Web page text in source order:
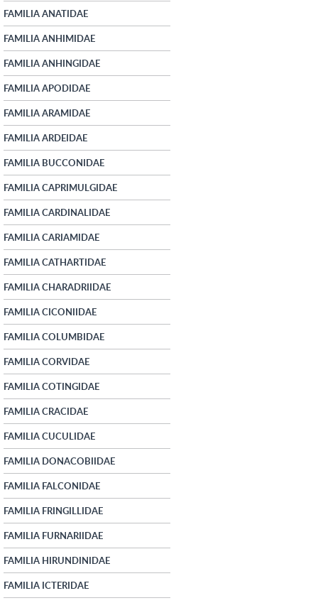
FAMILIA ANATIDAE
FAMILIA ANHIMIDAE
FAMILIA ANHINGIDAE
FAMILIA APODIDAE
FAMILIA ARAMIDAE
FAMILIA ARDEIDAE
FAMILIA BUCCONIDAE
FAMILIA CAPRIMULGIDAE
FAMILIA CARDINALIDAE
FAMILIA CARIAMIDAE
FAMILIA CATHARTIDAE
FAMILIA CHARADRIIDAE
FAMILIA CICONIIDAE
FAMILIA COLUMBIDAE
FAMILIA CORVIDAE
FAMILIA COTINGIDAE
FAMILIA CRACIDAE
FAMILIA CUCULIDAE
FAMILIA DONACOBIIDAE
FAMILIA FALCONIDAE
FAMILIA FRINGILLIDAE
FAMILIA FURNARIIDAE
FAMILIA HIRUNDINIDAE
FAMILIA ICTERIDAE